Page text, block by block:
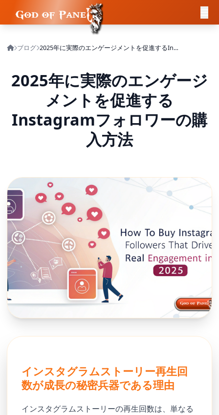
ブログ 2025年に実際のエンゲージメントを促進するInstagramフォロワーの購入方法
2025年に実際のエンゲージ
メントを促進する
Instagramフォロワーの購
入方法
インスタグラムストーリー再生回
数が成長の秘密兵器である理由
インスタグラムストーリーの再生回数は、単なる